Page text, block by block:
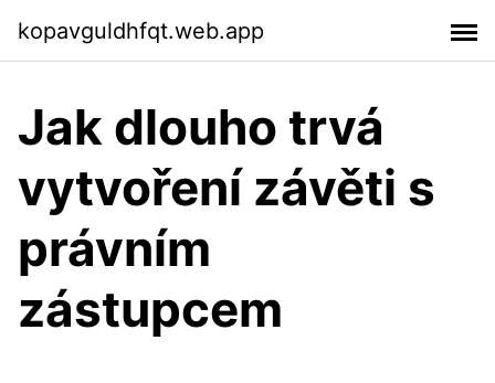
kopavguldhfqt.web.app
Jak dlouho trvá
vytvoření závěti s
právním
zástupcem